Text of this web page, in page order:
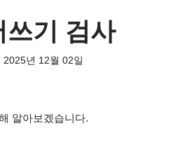
쓰기 검사
2025년 12월 02일
알아보겠습니다.